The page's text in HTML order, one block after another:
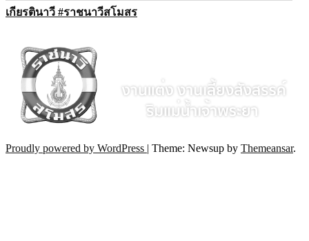
เกียรตินาวี #ราชนาวีสโมสร
Proudly powered by WordPress | Theme: Newsup by Themeansar.